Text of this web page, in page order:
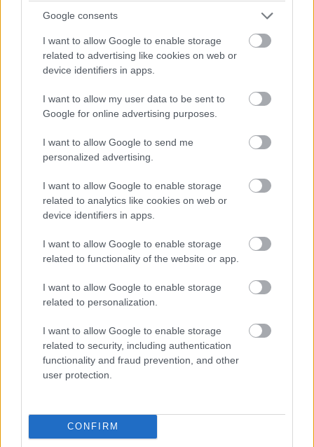
Google consents
I want to allow Google to enable storage
related to advertising like cookies on web or
device identifiers in apps.
I want to allow my user data to be sent to
Google for online advertising purposes.
I want to allow Google to send me
personalized advertising.
I want to allow Google to enable storage
related to analytics like cookies on web or
device identifiers in apps.
I want to allow Google to enable storage
related to functionality of the website or app.
I want to allow Google to enable storage
related to personalization.
I want to allow Google to enable storage
related to security, including authentication
functionality and fraud prevention, and other
user protection.
CONFIRM
την παραμονή της Πρωτοχρονιάς στις 15:00 θα
υποδεχτεί τον Άρη. Η Αλμπα ίδια μέρα και ίδια
ώρα θα φιλοξενήσει την Τσέμνιτσερ.